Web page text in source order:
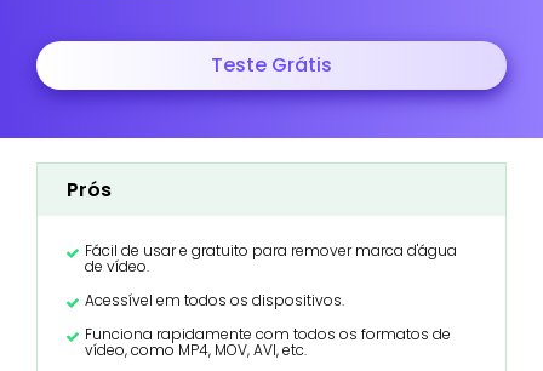
Teste Grátis
Prós
Fácil de usar e gratuito para remover marca d'água
de vídeo.
Acessível em todos os dispositivos.
Funciona rapidamente com todos os formatos de
vídeo, como MP4, MOV, AVI, etc.